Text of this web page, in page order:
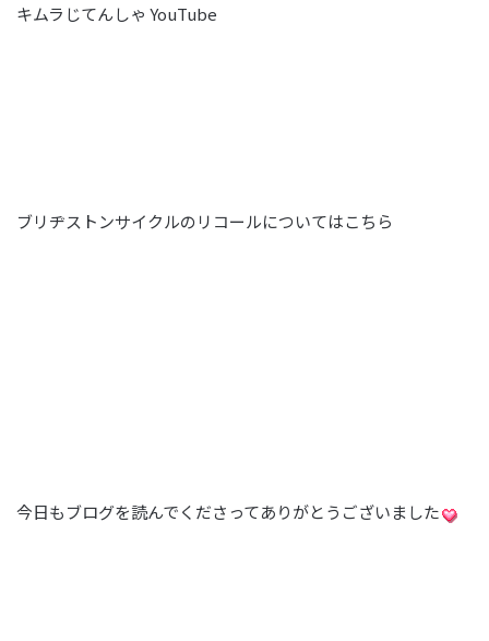
キムラじてんしゃ YouTube
ブリヂストンサイクルのリコールについてはこちら
今日もブログを読んでくださってありがとうございました